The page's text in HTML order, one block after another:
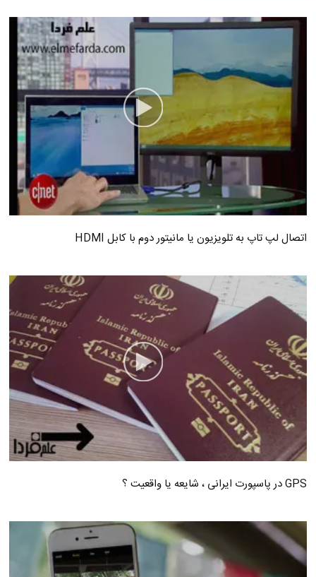
اتصال لپ تاپ به تلویزیون یا مانیتور دوم با کابل HDMI
GPS در پاسپورت ایرانی ، شایعه یا واقعیت ؟